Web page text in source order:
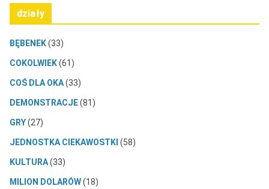
działy
BĘBENEK(33)
COKOLWIEK(61)
COŚ DLA OKA(33)
DEMONSTRACJE(81)
GRY(27)
JEDNOSTKA CIEKAWOSTKI (58)
KULTURA(33)
MILION DOLARÓW(18)